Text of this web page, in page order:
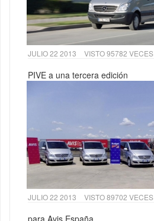
JULIO 22 2013 VISTO 95782 VECES
PIVE a una tercera edición
JULIO 22 2013 VISTO 89702 VECES
para Avis España